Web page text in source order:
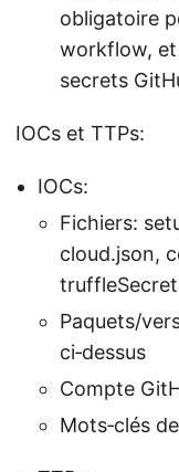
obligatoire
workflow,
secrets
IOCs et TTPs:
IOCs:
Fichiers:
cloud.json,
Paquets/
ci‑dessus
Compte
Mots‑clés